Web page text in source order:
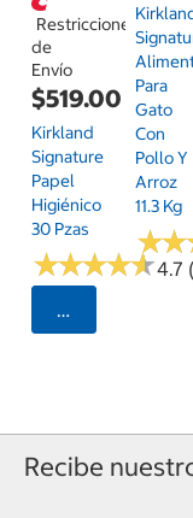
Restricciones
de
Envío
$519.00
Kirkland
Signature
Papel
Higiénico
30 Pzas
★★★★★
★★★★★4.7
Seleccionar
Para
Gato
Con
Pollo Y
Arroz
11.3 Kg
★★
★★
Recibe